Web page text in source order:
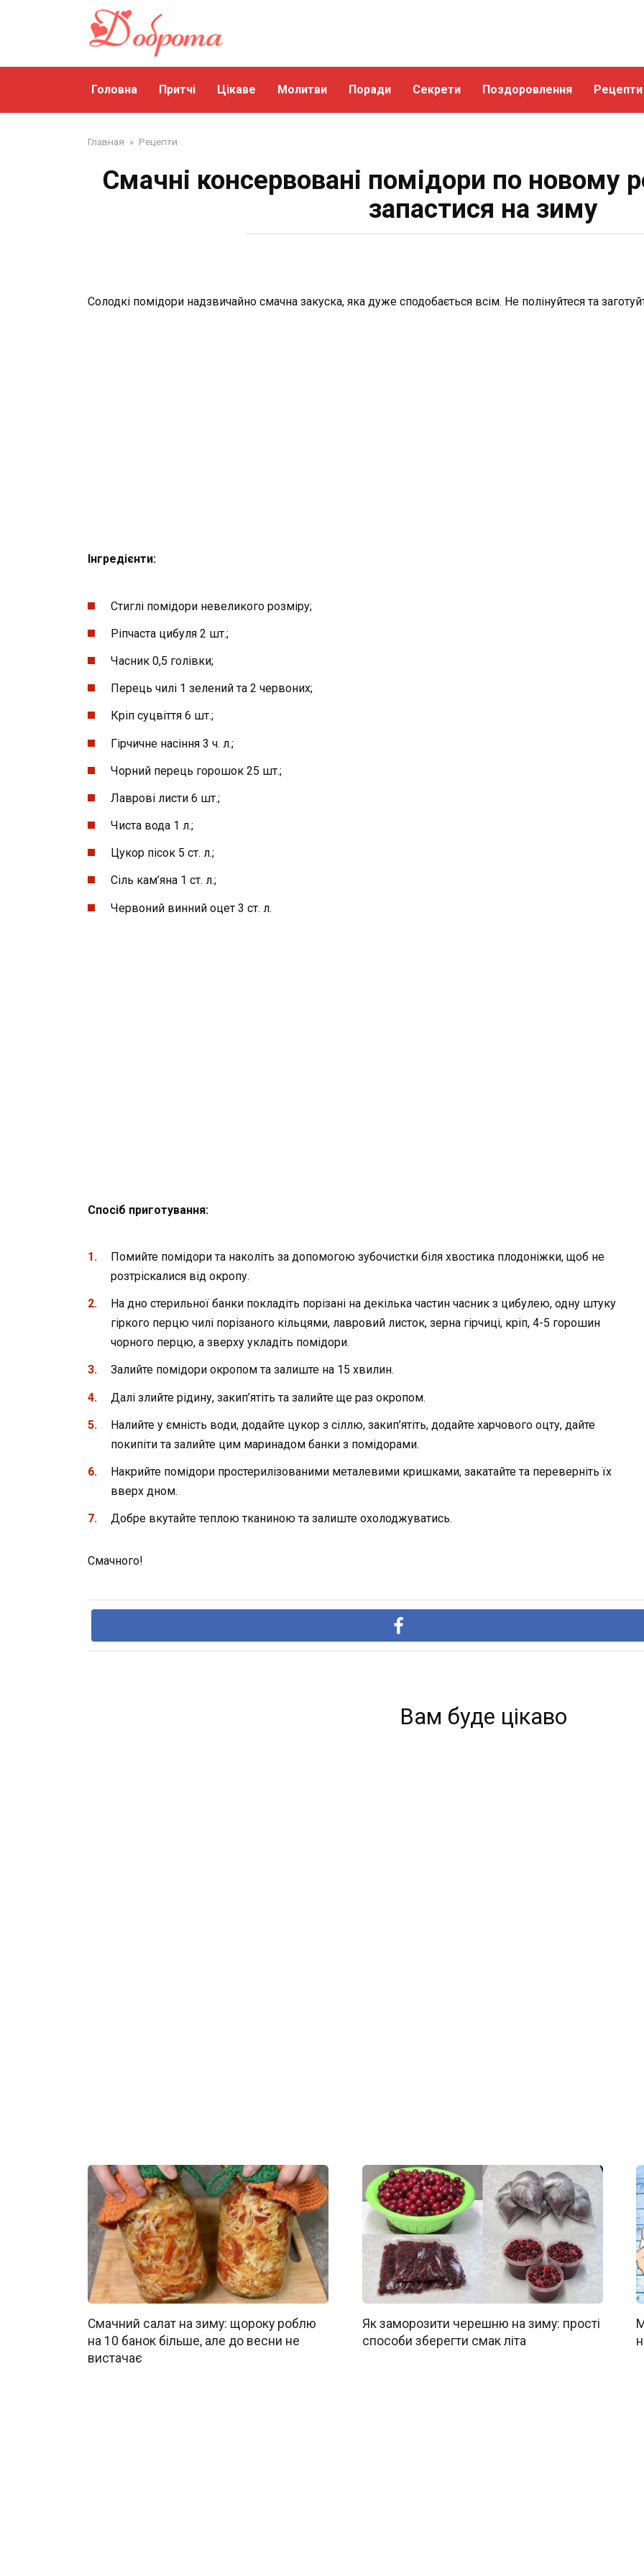
Головна Притчі Цікаве Молитви Поради Секрети Поздоровлення Рецепти
Главная » Рецепти
Смачні консервовані помідори по новому
запастися на зиму
Солодкі помідори надзвичайно смачна закуска, яка дуже сподобається всім. Не полінуйтеся та
Інгредієнти:
Стиглі помідори невеликого розміру;
Ріпчаста цибуля 2 шт.;
Часник 0,5 голівки;
Перець чилі 1 зелений та 2 червоних;
Кріп суцвіття 6 шт.;
Гірчичне насіння 3 ч. л.;
Чорний перець горошок 25 шт.;
Лаврові листи 6 шт.;
Чиста вода 1 л.;
Цукор пісок 5 ст. л.;
Сіль кам’яна 1 ст. л.;
Червоний винний оцет 3 ст. л.
Спосіб приготування:
Помийте помідори та наколіть за допомогою зубочистки біля хвостика плодоніжки, щоб не
розтріскалися від окропу.
На дно стерильної банки покладіть порізані на декілька частин часник з цибулею, одну штуку
гіркого перцю чилі порізаного кільцями, лавровий листок, зерна гірчиці, кріп, 4-5 горошин
чорного перцю, а зверху укладіть помідори.
Залийте помідори окропом та залиште на 15 хвилин.
Далі злийте рідину, закип’ятіть та залийте ще раз окропом.
Налийте у ємність води, додайте цукор з сіллю, закип’ятіть, додайте харчового оцту, дайте
покипіти та залийте цим маринадом банки з помідорами.
Накрийте помідори простерилізованими металевими кришками, закатайте та переверніть їх
вверх дном.
Добре вкутайте теплою тканиною та залиште охолоджуватись.
Смачного!
Вам буде цікаво
Смачний салат на зиму: щороку роблю
на 10 банок більше, але до весни не
вистачає
Як заморозити черешню на зиму: прості
способи зберегти смак літа